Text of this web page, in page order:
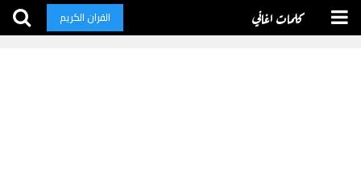
كلمات اغاني القران الكريم